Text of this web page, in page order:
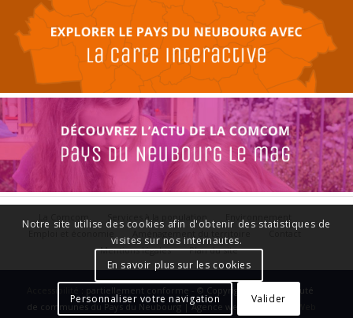
Contact
Mentions légales
Plan du site
: partiellement conforme - © Copyright - Communauté
de communes du Pays du Neubourg | Agence web :
Notre site utilise des cookies afin d'obtenir des statistiques de
visites sur nos internautes.
En savoir plus sur les cookies
Personnaliser votre navigation Valider